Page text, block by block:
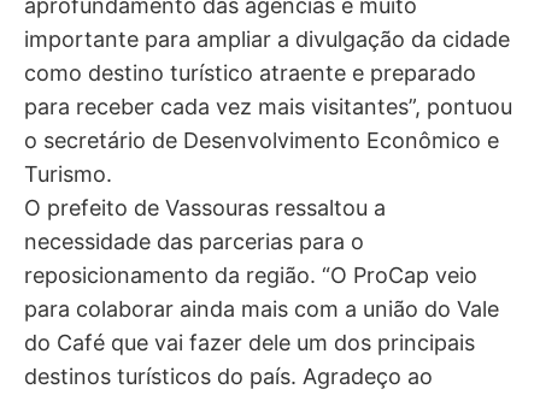
importante para ampliar a divulgação da cidade
como destino turístico atraente e preparado
para receber cada vez mais visitantes”, pontuou
o secretário de Desenvolvimento Econômico e
Turismo.
O prefeito de Vassouras ressaltou a
necessidade das parcerias para o
reposicionamento da região. “O ProCap veio
para colaborar ainda mais com a união do Vale
do Café que vai fazer dele um dos principais
destinos turísticos do país. Agradeço ao